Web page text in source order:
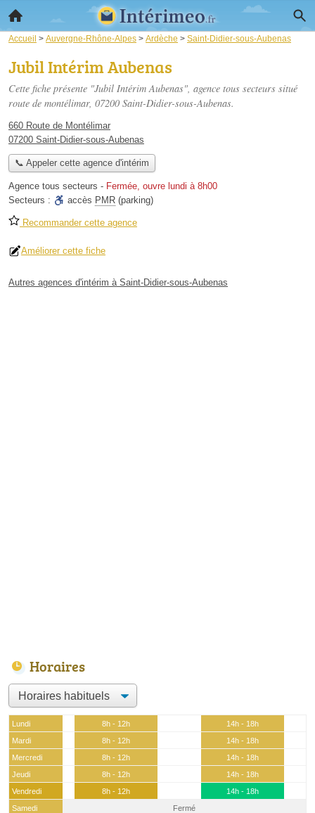
Accueil > Auvergne-Rhône-Alpes > Ardèche > Saint-Didier-sous-Aubenas
Jubil Intérim Aubenas
Cette fiche présente "Jubil Intérim Aubenas", agence tous secteurs situé
route de montélimar, 07200 Saint-Didier-sous-Aubenas.
660 Route de Montélimar
07200 Saint-Didier-sous-Aubenas
📞 Appeler cette agence d'intérim
Agence tous secteurs - Fermée, ouvre lundi à 8h00
Secteurs :
accès PMR (parking)
Recommander cette agence
Améliorer cette fiche
Autres agences d'intérim à Saint-Didier-sous-Aubenas
Horaires
Lundi 8h - 12h
14h - 18h
Mardi
8h - 12h
14h - 18h
Mercredi
8h - 12h
14h - 18h
Jeudi
8h - 12h
14h - 18h
Vendredi
8h - 12h
14h - 18h
Samedi
Fermé